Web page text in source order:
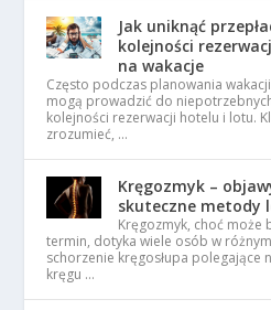
Jak uniknąć
kolejności
na wakacje
Często podczas planowania
mogą prowadzić do
kolejności rezerwacji hotelu i lotu.
zrozumieć, …
Kręgozmyk –
skuteczne metody
Kręgozmyk, choć może
termin, dotyka wiele osób w
schorzenie kręgosłupa polegające
kręgu …